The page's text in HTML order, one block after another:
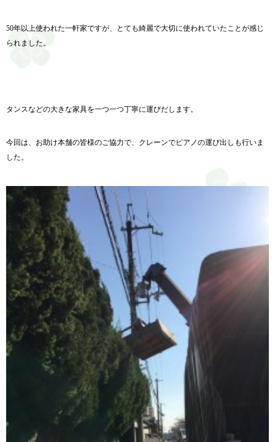
50年以上使われた一軒家ですが、とても綺麗で大切に使われていたことが感じ
られました。
タンスなどの大きな家具を一つ一つ丁寧に運びだします。
今回は、お助け本舗の皆様のご協力で、クレーンでピアノの運び出しも行いま
した。